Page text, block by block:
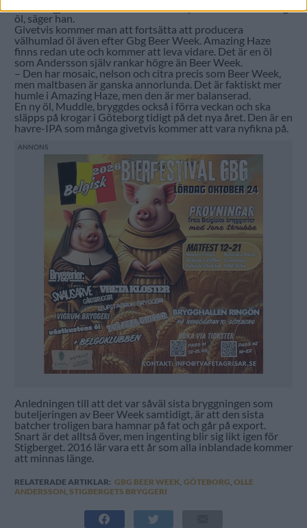
– Vi har gjort runt 500 batcher och mycket har varit humlig
öl, säger han.
Givetvis kommer man att fortsätta att producera
välhumlad öl även efter Gbg Beer Week. Amazing Haze
finns redan ute och kommer att leva vidare. Det är en öl
som Andersson själv rankar högre än Beer Week.
– Den har mosaic, nelson och citra precis som Beer Week,
men maltbasen är ganska annorlunda. Det är faktiskt mer
humle i Amazing Haze, men den är mer balanserad.
En ny öl, Muddle, bryggdes också i förra veckan och ska
släpps på krogar i Göteborg tidigt på det nya året. Den är en
havre-IPA som många givetvis kommer att vara nyfikna på.
Anledningen till att det var såväl sista bryggningen som
buteljeringen av Beer Week samtidigt, är att den sista
batcher troligen bara hamnar på fat och går på export.
Snart är det alltså över, men ingenting blir sig likt igen för
Stigberget. 2016 lär vara ett år som alla inblandade kommer
att minnas länge.
RELATERADE ARTIKLAR: GBG BEER WEEK, GÖTEBORG, OLLE
ANDERSSON, STIGBERGETS BRYGGERI